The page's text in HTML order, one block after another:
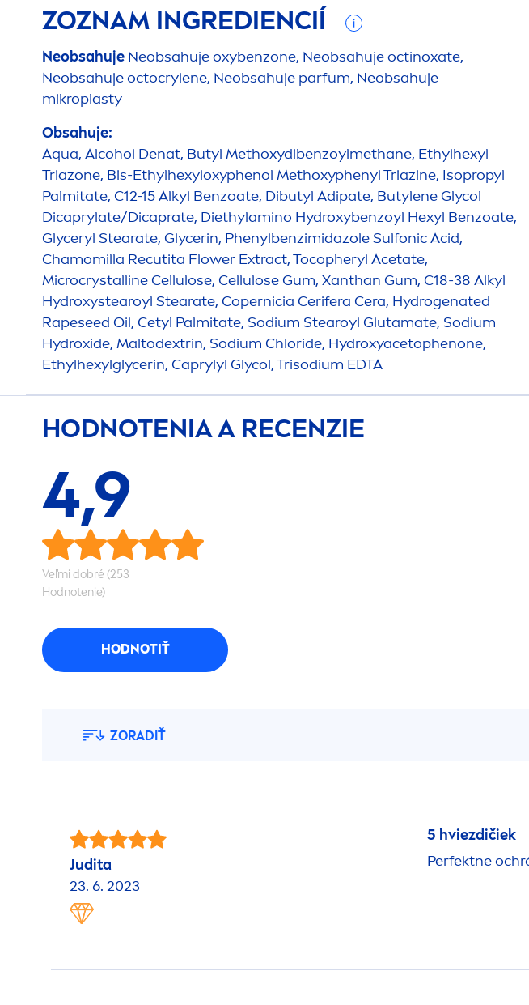
ZOZNAM INGREDIENCIÍ
Neobsahuje Neobsahuje oxybenzone, Neobsahuje octinoxate,
Neobsahuje octocrylene, Neobsahuje parfum, Neobsahuje
mikroplasty
Obsahuje:
Aqua, Alcohol Denat, Butyl Methoxydibenzoylmethane, Ethylhexyl
Triazone, Bis-Ethylhexyloxyphenol Methoxyphenyl Triazine, Isopropyl
Palmitate, C12-15 Alkyl Benzoate, Dibutyl Adipate, Butylene Glycol
Dicaprylate/Dicaprate, Diethylamino Hydroxybenzoyl Hexyl Benzoate,
Glyceryl Stearate, Glycerin, Phenylbenzimidazole Sulfonic Acid,
Chamomilla Recutita Flower Extract, Tocopheryl Acetate,
Microcrystalline Cellulose, Cellulose Gum, Xanthan Gum, C18-38 Alkyl
Hydroxystearoyl Stearate, Copernicia Cerifera Cera, Hydrogenated
Rapeseed Oil, Cetyl Palmitate, Sodium Stearoyl Glutamate, Sodium
Hydroxide, Maltodextrin, Sodium Chloride, Hydroxyacetophenone,
Ethylhexylglycerin, Caprylyl Glycol, Trisodium EDTA
HODNOTENIA A RECENZIE
4,9
Veľmi dobré (253
Hodnotenie)
HODNOTIŤ
ZORADIŤ
Judita
23. 6. 2023
5 hviezdičiek
Perfektne